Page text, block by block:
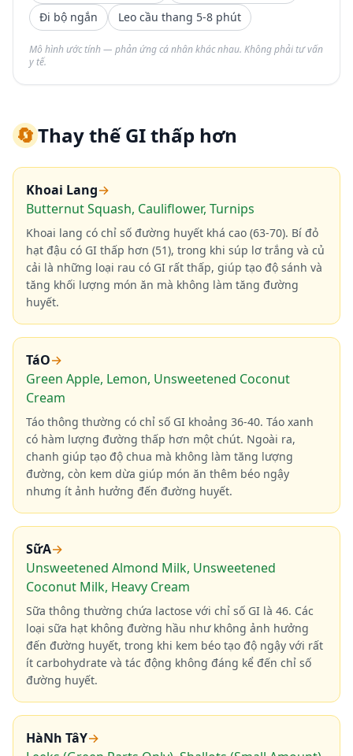
Đi bộ ngắn
Leo cầu thang 5-8 phút
Mô hình ước tính — phản ứng cá nhân khác nhau. Không phải tư vấn
y tế.
🔄Thay thế GI thấp hơn
Khoai Lang→
Butternut Squash, Cauliflower, Turnips
Khoai lang có chỉ số đường huyết khá cao (63-70). Bí đỏ
hạt đậu có GI thấp hơn (51), trong khi súp lơ trắng và củ
cải là những loại rau có GI rất thấp, giúp tạo độ sánh và
tăng khối lượng món ăn mà không làm tăng đường
huyết.
TáO→
Green Apple, Lemon, Unsweetened Coconut
Cream
Táo thông thường có chỉ số GI khoảng 36-40. Táo xanh
có hàm lượng đường thấp hơn một chút. Ngoài ra,
chanh giúp tạo độ chua mà không làm tăng lượng
đường, còn kem dừa giúp món ăn thêm béo ngậy
nhưng ít ảnh hưởng đến đường huyết.
SữA→
Unsweetened Almond Milk, Unsweetened
Coconut Milk, Heavy Cream
Sữa thông thường chứa lactose với chỉ số GI là 46. Các
loại sữa hạt không đường hầu như không ảnh hưởng
đến đường huyết, trong khi kem béo tạo độ ngậy với rất
ít carbohydrate và tác động không đáng kể đến chỉ số
đường huyết.
HàNh TâY→